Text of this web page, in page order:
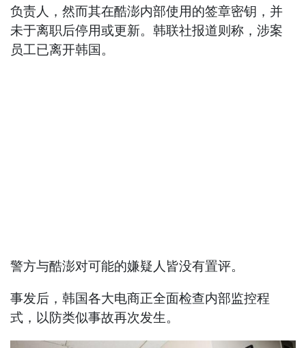
负责人，然而其在酷澎内部使用的签章密钥，并
未于离职后停用或更新。韩联社报道则称，涉案
员工已离开韩国。
警方与酷澎对可能的嫌疑人皆没有置评。
事发后，韩国各大电商正全面检查内部监控程
式，以防类似事故再次发生。